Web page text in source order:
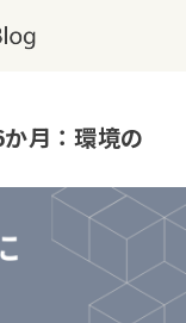
月：環境の